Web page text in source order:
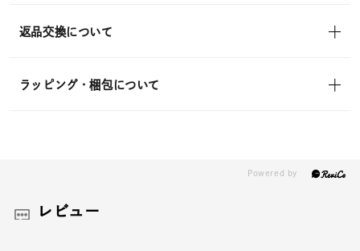
返品交換について
ラッピング・梱包について
レビュー